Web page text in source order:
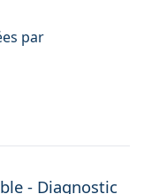
par
- Diagnostic